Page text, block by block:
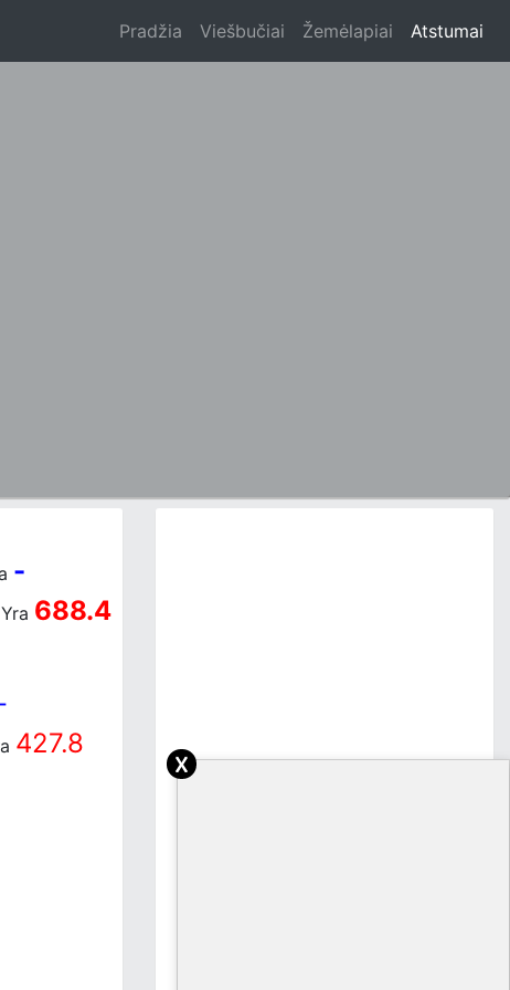
Pradžia Viešbučiai Žemėlapiai Atstumai
-
Yra 688.4
427.8
x